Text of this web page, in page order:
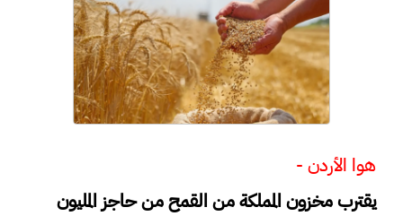
هوا الأردن -
يقترب مخزون المملكة من القمح من حاجز المليون